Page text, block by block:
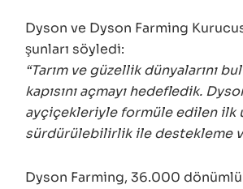
Dyson ve Dyson Farming
şunları söyledi:
“Tarım ve güzellik dünyalarını
kapısını açmayı hedefledik.
ayçiçekleriyle formüle edilen ilk
sürdürülebilirlik ile destekleme
Dyson Farming, 36.000